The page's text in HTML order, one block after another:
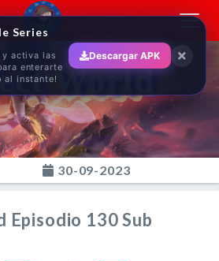
World
30-09-2023
130 Sub
Series
y activa las
enterarte
al instante!
Descargar APK